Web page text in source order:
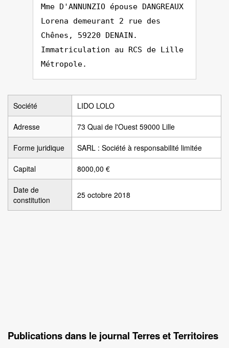
Mme D'ANNUNZIO épouse DANGREAUX
Lorena demeurant 2 rue des
Chênes, 59220 DENAIN.
Immatriculation au RCS de Lille
Métropole.
Société LIDO LOLO
Adresse 73 Quai de l'Ouest 59000 Lille
Forme juridique SARL : Société à responsabilité limitée
Capital 8000,00 €
Date de
constitution
25 octobre 2018
Publications dans le journal Terres et Territoires